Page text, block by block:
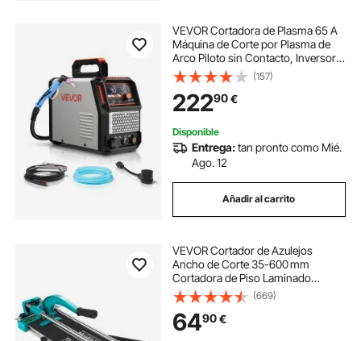
VEVOR Cortadora de Plasma 65 A
Máquina de Corte por Plasma de
Arco Piloto sin Contacto, Inversor
IGBT con Pantalla Digital, Función
2T/4T y Tiempo PA/PT Ajustable
para Reparaciones Domésticas
(157)
22290€
Disponible
Entrega:tan pronto como Mié.
Ago. 12
Añadir al carrito
VEVOR Cortador de Azulejos
Ancho de Corte 35-600 mm
Cortadora de Piso Laminado
Espesor de Corte 6-15 mm
Cortador Manual de Azulejos de
Aluminio Corte Preciso y Suave
para Piedra, Baldosas Ordinarias
(669)
6490€